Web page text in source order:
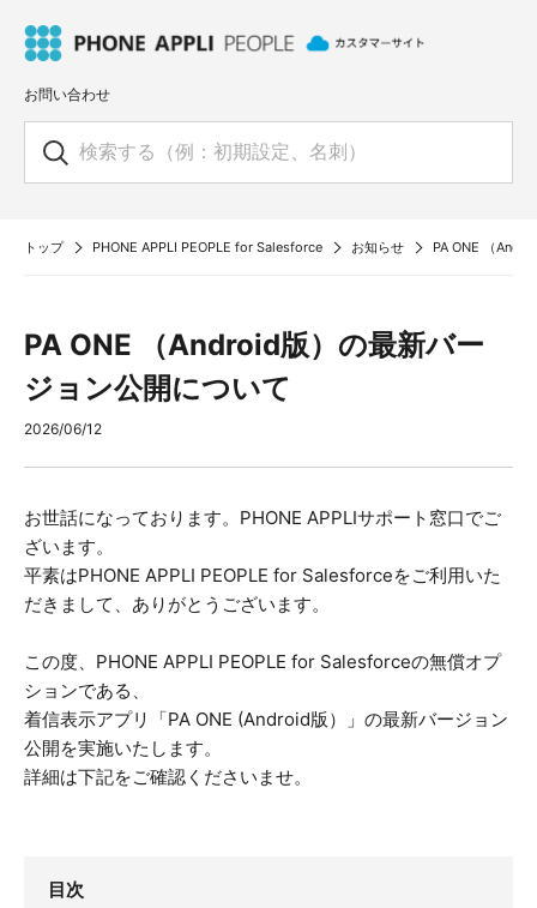
お問い合わせ
トップ PHONE APPLI PEOPLE for Salesforce お知らせ PA ONE （
PA ONE （Android版）の最新バー
ジョン公開について
2026/06/12
お世話になっております。PHONE APPLIサポート窓口でご
ざいます。
平素はPHONE APPLI PEOPLE for Salesforceをご利用いた
だきまして、ありがとうございます。
この度、PHONE APPLI PEOPLE for Salesforceの無償オプ
ションである、
着信表示アプリ「PA ONE (Android版）」の最新バージョン
公開を実施いたします。
詳細は下記をご確認くださいませ。
目次